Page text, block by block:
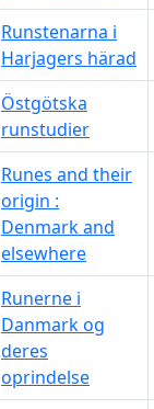
Runstenarna i
Harjagers härad
Östgötska
runstudier
Runes and their
origin :
Denmark and
elsewhere
Runerne i
Danmark og
deres
oprindelse